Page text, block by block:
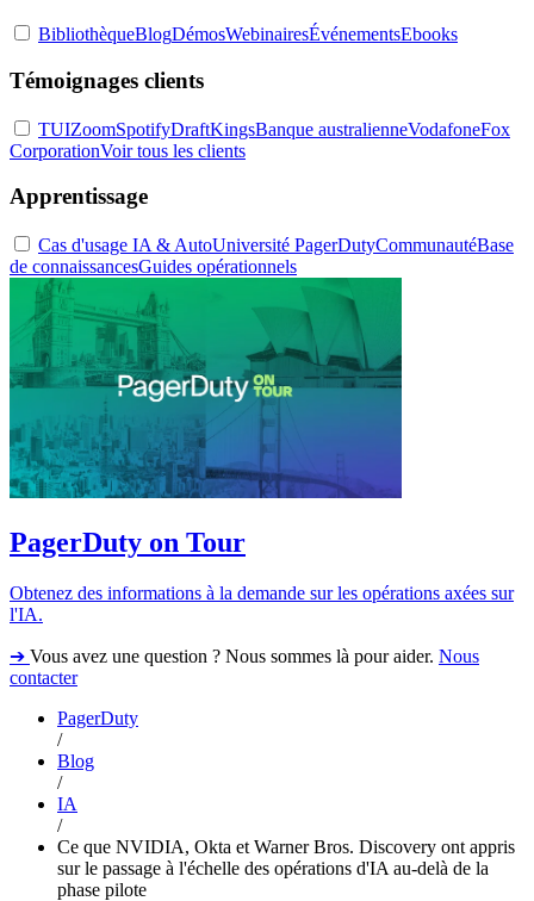
BibliothèqueBlogDémosWebinairesÉvénementsEbooks
Témoignages clients
TUIZoomSpotifyDraftKingsBanque australienneVodafoneFox
CorporationVoir tous les clients
Apprentissage
Cas d'usage IA & AutoUniversité PagerDutyCommunautéBase
de connaissancesGuides opérationnels
PagerDuty on Tour
Obtenez des informations à la demande sur les opérations axées sur
l'IA.
➔ Vous avez une question ? Nous sommes là pour aider. Nous
contacter
PagerDuty
/
Blog
/
IA
/
Ce que NVIDIA, Okta et Warner Bros. Discovery ont appris
sur le passage à l'échelle des opérations d'IA au-delà de la
phase pilote